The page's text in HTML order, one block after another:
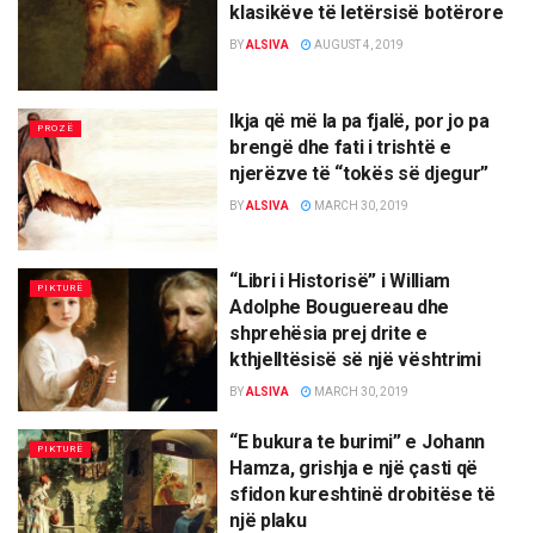
klasikëve të letërsisë botërore
BYALSIVA AUGUST 4, 2019
PROZË
Ikja që më la pa fjalë, por jo pa
brengë dhe fati i trishtë e
njerëzve të “tokës së djegur”
BYALSIVA MARCH 30, 2019
PIKTURË
“Libri i Historisë” i William
Adolphe Bouguereau dhe
shprehësia prej drite e
kthjelltësisë së një vështrimi
BYALSIVA MARCH 30, 2019
PIKTURË
“E bukura te burimi” e Johann
Hamza, grishja e një çasti që
sfidon kureshtinë drobitëse të
një plaku